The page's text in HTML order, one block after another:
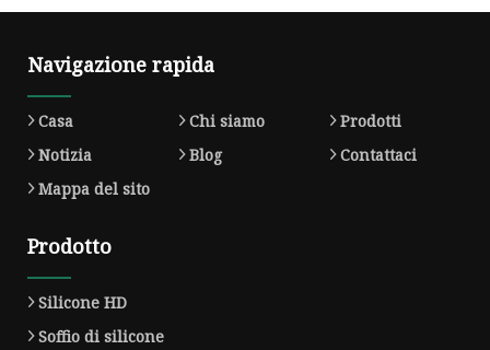
Navigazione rapida
Casa Chi siamo
Prodotti
Notizia
Blog
Contattaci
Mappa del sito
Prodotto
Silicone HD
Soffio di silicone